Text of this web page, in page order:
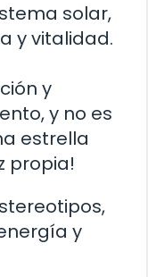
solar,
y vitalidad.
y
y no es
estrella
propia!
y